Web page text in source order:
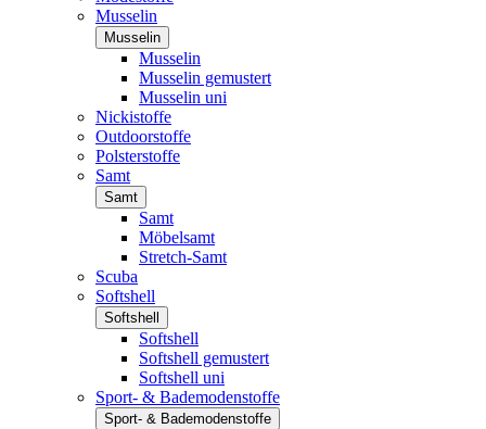
Musselin
Musselin
Musselin
Musselin gemustert
Musselin uni
Nickistoffe
Outdoorstoffe
Polsterstoffe
Samt
Samt
Samt
Möbelsamt
Stretch-Samt
Scuba
Softshell
Softshell
Softshell
Softshell gemustert
Softshell uni
Sport- & Bademodenstoffe
Sport- & Bademodenstoffe